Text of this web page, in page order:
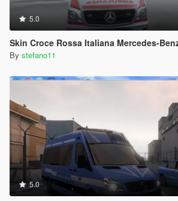
5.0
Skin Croce Rossa Italiana Mercedes-
By stefano11
5.0